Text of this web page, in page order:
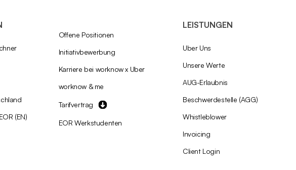
(EN)
Offene Positionen
Initiativbewerbung
Karriere bei worknow x Uber
worknow & me
Tarifvertrag
EOR Werkstudenten
LEISTUNGEN
Über Uns
Unsere Werte
AÜG-Erlaubnis
Beschwerdestelle (AGG)
Whistleblower
Invoicing
Client Login